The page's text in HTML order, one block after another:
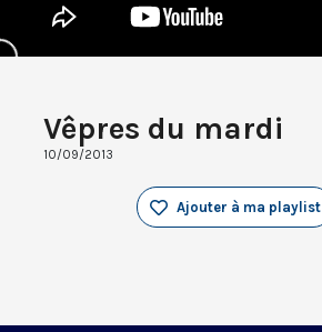
Vêpres du mardi
10/09/2013
Ajouter à ma playlist